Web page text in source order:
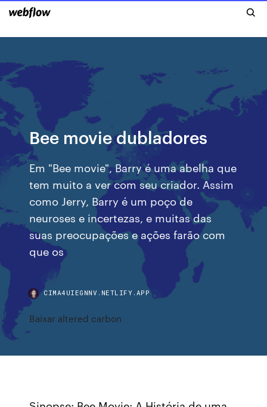
Bee movie dubladores
Em "Bee movie", Barry é uma abelha que
tem muito a ver com seu criador. Assim
como Jerry, Barry é um poço de
neuroses e incertezas, e muitas das
suas preocupações e ações farão com
que os
CIMA4UIEGNNV.NETLIFY.APP
Baixar altered carbon